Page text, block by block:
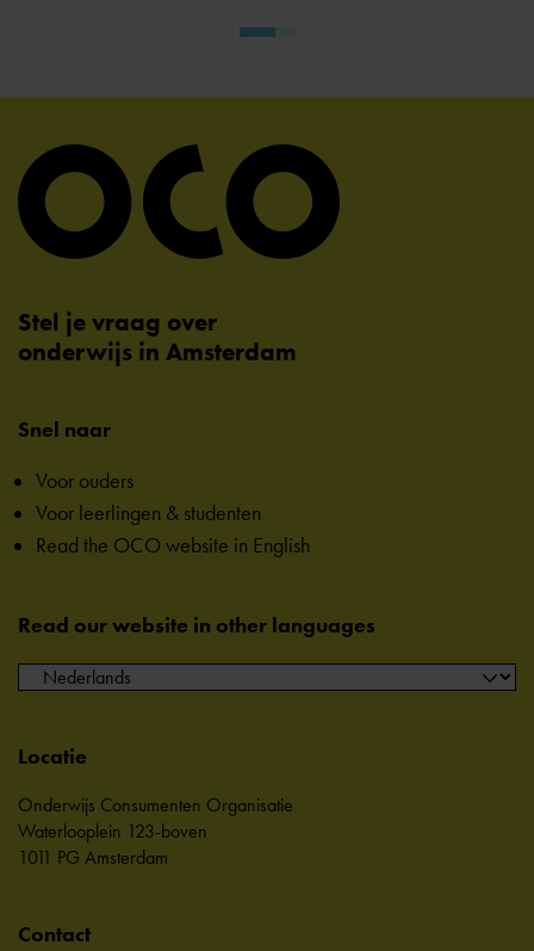
Stel je vraag over
onderwijs in Amsterdam
Snel naar
Voor ouders
Voor leerlingen & studenten
Read the OCO website in English
Read our website in other languages
Locatie
Onderwijs Consumenten Organisatie
Waterlooplein 123-boven
1011 PG Amsterdam
Contact